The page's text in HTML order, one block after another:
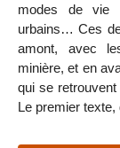
modes de vie
urbains… Ces
amont, avec
minière, et en
qui se
Le premier